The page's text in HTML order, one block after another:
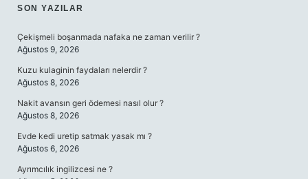
SIDEBAR
SON YAZILAR
Çekişmeli boşanmada nafaka ne zaman verilir ?
Ağustos 9, 2026
Kuzu kulaginin faydaları nelerdir ?
Ağustos 8, 2026
Nakit avansın geri ödemesi nasıl olur ?
Ağustos 8, 2026
Evde kedi uretip satmak yasak mı ?
Ağustos 6, 2026
Ayrımcılık ingilizcesi ne ?